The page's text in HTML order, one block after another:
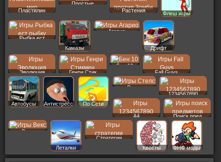
Пластилин
Простые
Растения
Флеш игры
Рыбка ест
Камазы
Агарио
Дрифт
Эволюция Генри Стик
Бен 10
Fall Guys
Автобусы Антистресс По Сети
Стелс
1234567890
A4 Поиск пред
Векс
Леталки
Стратегии
Квесты
ФНФ моды